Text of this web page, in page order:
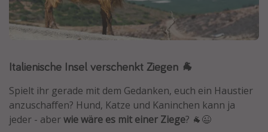
Italien
Lombardei
Gambia
Reisethemen
Alle Reisethemen
Italienische Insel verschenkt Ziegen 🐐
Spielt ihr gerade mit dem Gedanken, euch ein Haustier
anzuschaffen? Hund, Katze und Kaninchen kann ja
jeder - aberwie wäre es mit einer Ziege? 🐐😉